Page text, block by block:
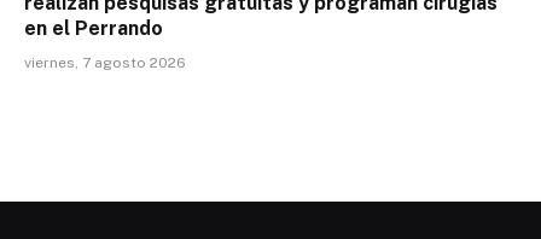
en el Perrando
viernes, 7 agosto 2026